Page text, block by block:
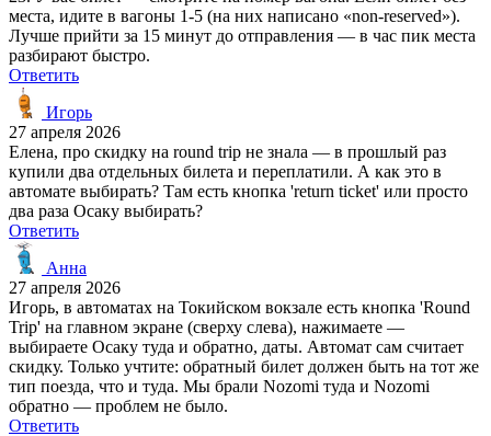
места, идите в вагоны 1-5 (на них написано «non-reserved»).
Лучше прийти за 15 минут до отправления — в час пик места
разбирают быстро.
Ответить
Игорь
27 апреля 2026
Елена, про скидку на round trip не знала — в прошлый раз
купили два отдельных билета и переплатили. А как это в
автомате выбирать? Там есть кнопка 'return ticket' или просто
два раза Осаку выбирать?
Ответить
Анна
27 апреля 2026
Игорь, в автоматах на Токийском вокзале есть кнопка 'Round
Trip' на главном экране (сверху слева), нажимаете —
выбираете Осаку туда и обратно, даты. Автомат сам считает
скидку. Только учтите: обратный билет должен быть на тот же
тип поезда, что и туда. Мы брали Nozomi туда и Nozomi
обратно — проблем не было.
Ответить